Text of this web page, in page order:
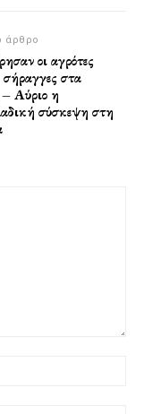
άρθρο
οι αγρότες
σήραγγες στα
Αύριο η
σύσκεψη στη